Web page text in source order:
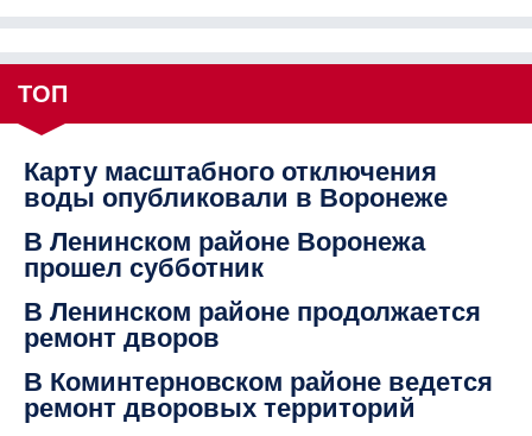
ТОП
Карту масштабного отключения
воды опубликовали в Воронеже
В Ленинском районе Воронежа
прошел субботник
В Ленинском районе продолжается
ремонт дворов
В Коминтерновском районе ведется
ремонт дворовых территорий